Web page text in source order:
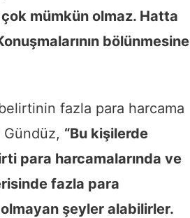
mümkün olmaz. Hatta
bölünmesine
fazla para harcama
Gündüz, “Bu kişilerde
para harcamalarında ve
fazla para
şeyler alabilirler.